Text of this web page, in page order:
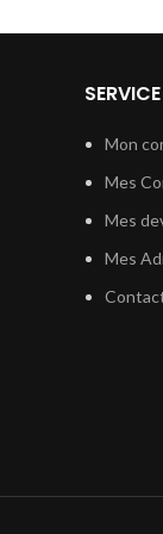
Mon
Mes
Mes
Mes